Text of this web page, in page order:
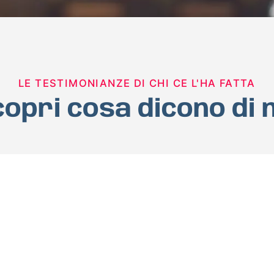
LE TESTIMONIANZE DI CHI CE L'HA FATTA
cosa dicono di